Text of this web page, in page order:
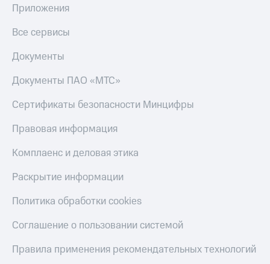
Приложения
Все сервисы
Документы
Документы ПАО «МТС»
Сертификаты безопасности Минцифры
Правовая информация
Комплаенс и деловая этика
Раскрытие информации
Политика обработки cookies
Соглашение о пользовании системой
Правила применения рекомендательных технологий